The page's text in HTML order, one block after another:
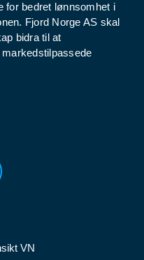
for bedret lønnsomhet i
Fjord Norge AS skal
bidra til at
VN